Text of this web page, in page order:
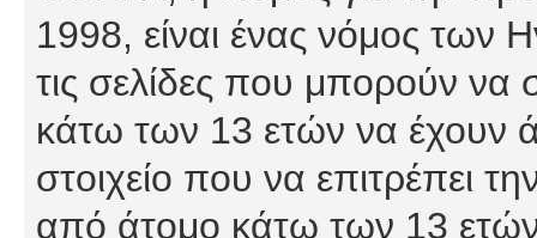
1998, είναι ένας νόμος των
τις σελίδες που μπορούν να
κάτω των 13 ετών να έχουν
στοιχείο που να επιτρέπει
από άτομο κάτω των 13